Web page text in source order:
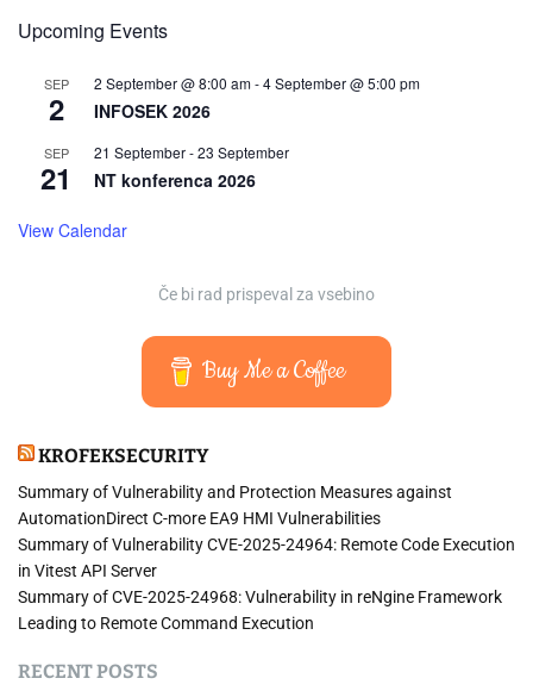
Upcoming Events
SEP
2
2 September @ 8:00 am-4 September @ 5:00 pm
INFOSEK 2026
SEP
21
21 September-23 September
NT konferenca 2026
View Calendar
Če bi rad prispeval za vsebino
Buy Me a Coffee
KROFEKSECURITY
Summary of Vulnerability and Protection Measures against
AutomationDirect C-more EA9 HMI Vulnerabilities
Summary of Vulnerability CVE-2025-24964: Remote Code Execution
in Vitest API Server
Summary of CVE-2025-24968: Vulnerability in reNgine Framework
Leading to Remote Command Execution
RECENT POSTS